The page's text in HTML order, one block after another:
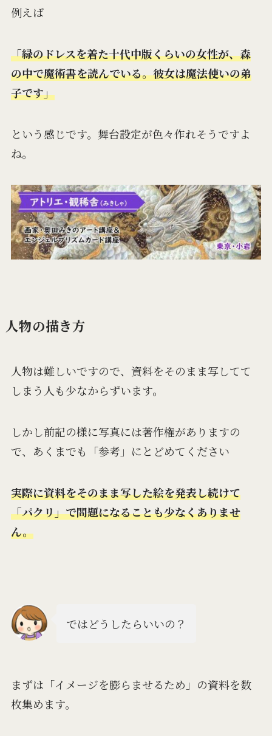
例えば
「緑のドレスを着た十代中版くらいの女性が、森
の中で魔術書を読んでいる。彼女は魔法使いの弟
子です」
という感じです。舞台設定が色々作れそうですよ
ね。
人物の描き方
人物は難しいですので、資料をそのまま写してて
しまう人も少なからずいます。
しかし前記の様に写真には著作権がありますの
で、あくまでも「参考」にとどめてください
実際に資料をそのまま写した絵を発表し続けて
「パクリ」で問題になることも少なくありませ
ん。
ではどうしたらいいの？
まずは「イメージを膨らませるため」の資料を数
枚集めます。